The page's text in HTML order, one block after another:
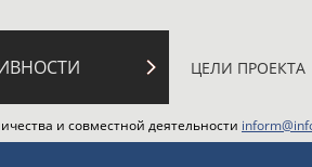
ЦЕЛИ ПРОЕКТА
и совместной деятельности